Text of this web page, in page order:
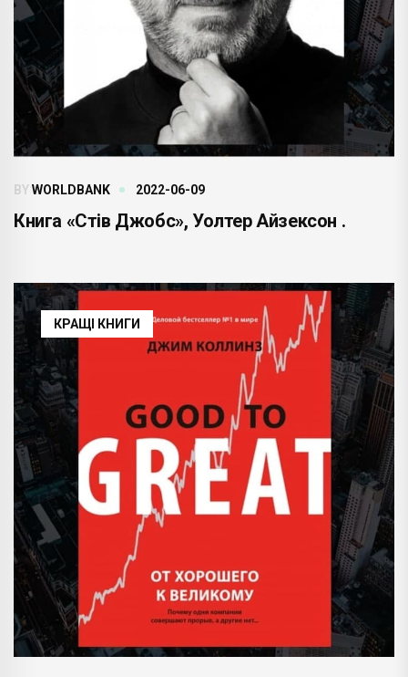
BYWORLDBANK 2022-06-09
Книга «Стів Джобс», Уолтер Айзексон .
КРАЩІ КНИГИ